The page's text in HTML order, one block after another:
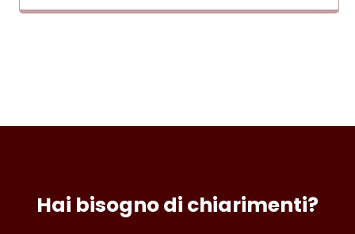
Hai bisogno di chiarimenti?